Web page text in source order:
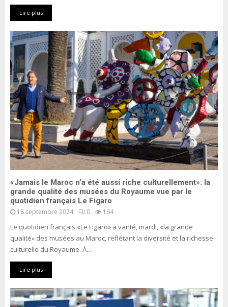
Lire plus
«Jamais le Maroc n’a été aussi riche culturellement»: la
grande qualité des musées du Royaume vue par le
quotidien français Le Figaro
18 septembre 2024 0 164
Le quotidien français «Le Figaro» a vanté, mardi, «la grande
qualité» des musées au Maroc, reflétant la diversité et la richesse
culturelle du Royaume. À...
Lire plus